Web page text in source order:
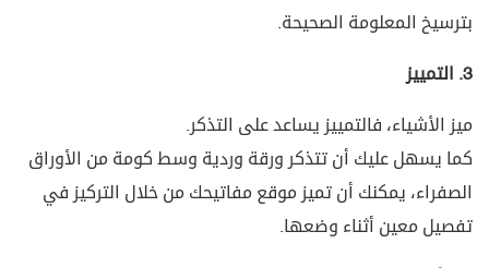
بترسيخ المعلومة الصحيحة.
3. التمييز
ميز الأشياء، فالتمييز يساعد على التذكر.
كما يسهل عليك أن تتذكر ورقة وردية وسط كومة من الأوراق
الصفراء، يمكنك أن تميز موقع مفاتيحك من خلال التركيز في
تفصيل معين أثناء وضعها.